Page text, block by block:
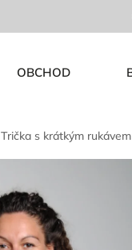
OBCHOD
Trička s krátkým rukávem